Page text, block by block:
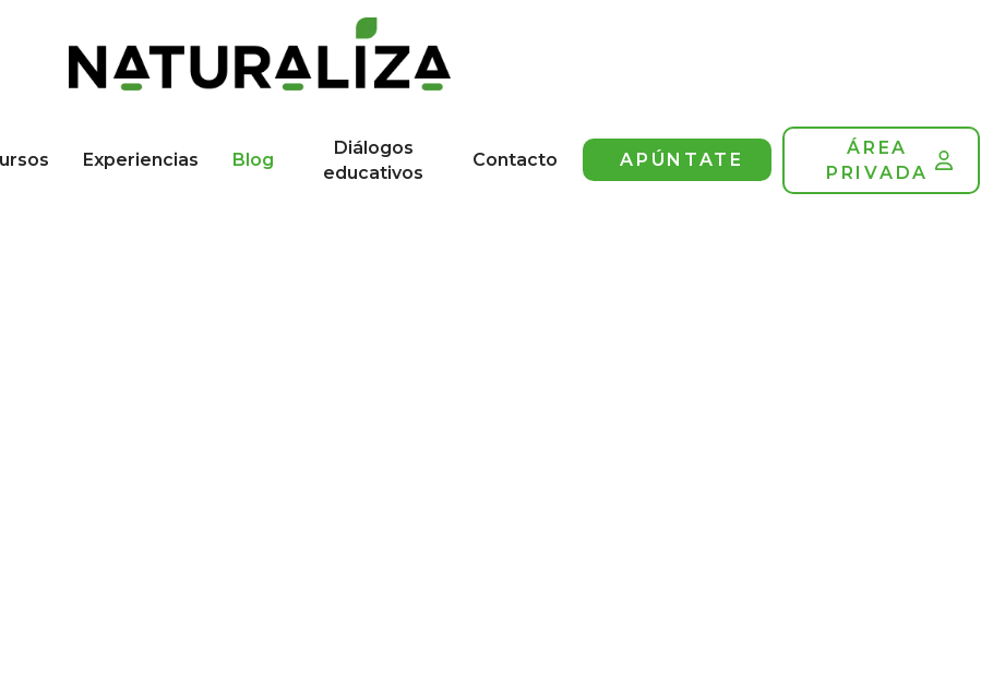
Experiencias Blog
Diálogos
educativos
Contacto APÚNTATE
ÁREA
PRIVADA